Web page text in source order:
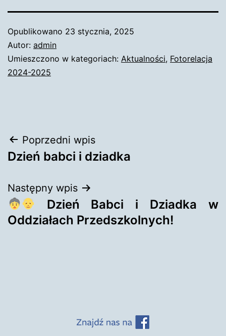
Opublikowano 23 stycznia, 2025
Autor: admin
Umieszczono w kategoriach: Aktualności, Fotorelacja
2024-2025
Nawigacja
wpisu
Poprzedni wpis
Dzień babci i dziadka
Następny wpis
Dzień Babci i Dziadka w
Oddziałach Przedszkolnych!